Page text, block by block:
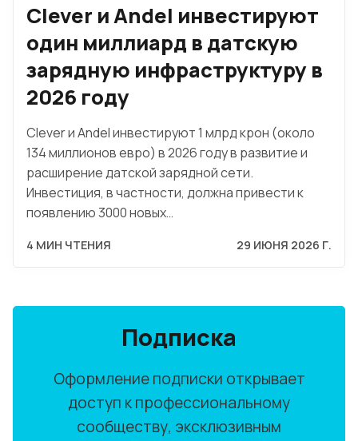
Clever и Andel инвестируют
один миллиард в датскую
зарядную инфраструктуру в
2026 году
Clever и Andel инвестируют 1 млрд крон (около
134 миллионов евро) в 2026 году в развитие и
расширение датской зарядной сети.
Инвестиция, в частности, должна привести к
появлению 3000 новых…
4 МИН ЧТЕНИЯ 29 ИЮНЯ 2026 Г.
Подписка
Оформление подписки открывает
доступ к профессиональному
сообществу, эксклюзивным